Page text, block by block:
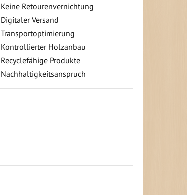
Keine Retourenvernichtung
Digitaler Versand
Transportoptimierung
Kontrollierter Holzanbau
Recyclefähige Produkte
Nachhaltigkeitsanspruch